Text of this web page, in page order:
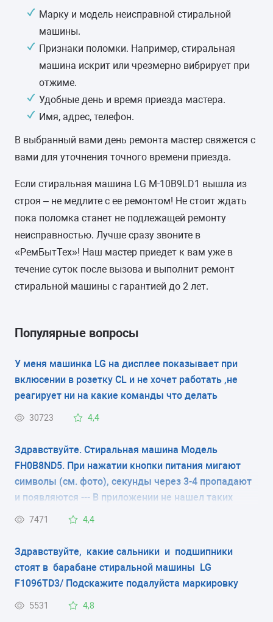
ВЕС
ПУЗЫРЬКОВАЯ СТИРКА
ПРЯМОЙ ПРИВОД
есть
A+
ЗАЩИТА ОТ ПРОТЕЧЕК ВОДЫ
частичная (корпус)
МАТЕРИАЛ БАКА
Марку и модель неисправной стиральной
машины.
Признаки поломки. Например, стиральная
машина искрит или чрезмерно вибрирует при
отжиме.
Удобные день и время приезда мастера.
Имя, адрес, телефон.
В выбранный вами день ремонта мастер свяжется с
вами для уточнения точного времени приезда.
Если стиральная машина LG M-10B9LD1 вышла из
строя – не медлите с ее ремонтом! Не стоит ждать
пока поломка станет не подлежащей ремонту
неисправностью. Лучше сразу звоните в
«РемБытТех»! Наш мастер приедет к вам уже в
течение суток после вызова и выполнит ремонт
стиральной машины с гарантией до 2 лет.
Популярные вопросы
У меня машинка LG на дисплее показывает при
вклюсении в розетку CL и не хочет работать ,не
реагирует ни на какие команды что делать
30723 4,4
Здравствуйте. Стиральная машина Модель
FH0B8ND5. При нажатии кнопки питания мигают
символы (см. фото), секунды через 3-4 пропадают
и появляются --- В приложении не нашел таких
кодов ошибки. Что это значит и как исправить?
7471 4,4
Здравствуйте, какие сальники и подшипники
стоят в барабане стиральной машины LG
F1096TD3/ Подскажите подалуйста маркировку
5531 4,8